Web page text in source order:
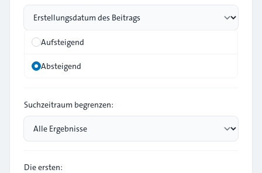
Aufsteigend
Absteigend
Suchzeitraum begrenzen:
Die ersten: